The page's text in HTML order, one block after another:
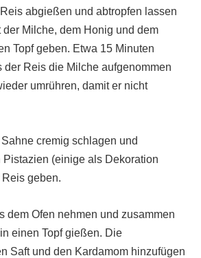
abgießen und abtropfen lassen
der Milche, dem Honig und dem
Topf geben. Etwa 15 Minuten
der Reis die Milche aufgenommen
umrühren, damit er nicht
cremig schlagen und
Pistazien (einige als Dekoration
geben.
dem Ofen nehmen und zusammen
einen Topf gießen. Die
Saft und den Kardamom hinzufügen